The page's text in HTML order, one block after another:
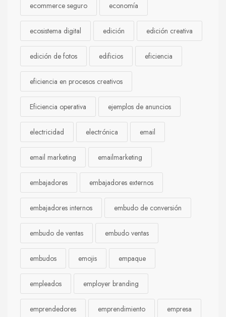
ecommerce seguro economía
ecosistema digital edición edición creativa
edición de fotos edificios eficiencia
eficiencia en procesos creativos
Eficiencia operativa ejemplos de anuncios
electricidad electrónica email
email marketing emailmarketing
embajadores embajadores externos
embajadores internos embudo de conversión
embudo de ventas embudo ventas
embudos emojis empaque
empleados employer branding
emprendedores emprendimiento empresa